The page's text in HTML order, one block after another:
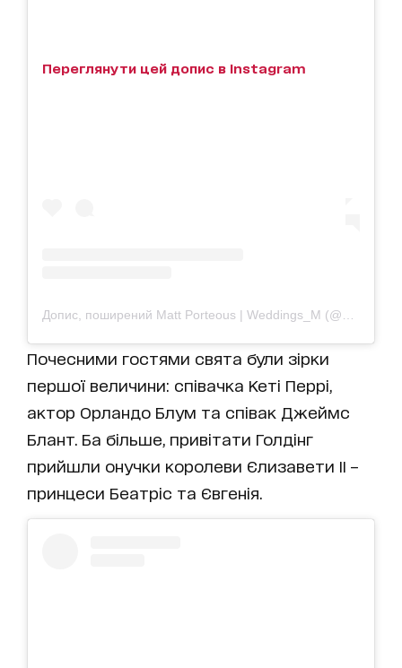
Переглянути цей допис в Instagram
Почесними гостями свята були зірки
першої величини: співачка Кеті Перрі,
актор Орландо Блум та співак Джеймс
Блант. Ба більше, привітати Голдінг
прийшли онучки королеви Єлизавети ІІ –
принцеси Беатріс та Євгенія.